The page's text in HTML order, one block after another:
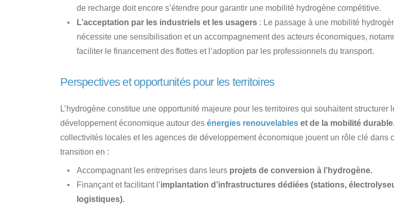
de recharge doit encore s’étendre pour garantir une mobilité hydrogène compétitive.
L’acceptation par les industriels et les usagers : Le passage à une mobilité
nécessite une sensibilisation et un accompagnement des acteurs économiques,
faciliter le financement des flottes et l’adoption par les professionnels du transport.
Perspectives et opportunités pour les territoires
L’hydrogène constitue une opportunité majeure pour les territoires qui souhaitent structurer
développement économique autour des énergies renouvelables et de la mobilité
collectivités locales et les agences de développement économique jouent un rôle clé dans
transition en :
Accompagnant les entreprises dans leurs projets de conversion à l’hydrogène.
Finançant et facilitant l’implantation d’infrastructures dédiées (stations,
logistiques).